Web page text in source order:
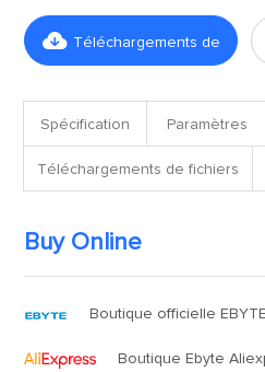
 Téléchargements de
Spécification Paramètres
Téléchargements de fichiers
Buy Online
Boutique officielle EBYTE
Boutique Ebyte